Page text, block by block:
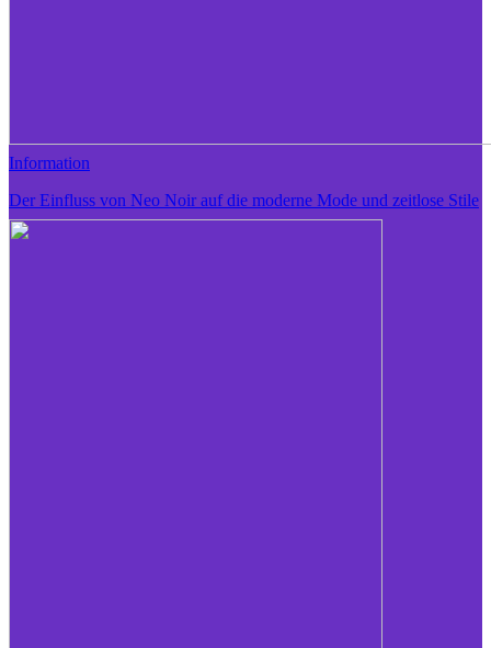
Information
Der Einfluss von Neo Noir auf die moderne Mode und zeitlose Stile